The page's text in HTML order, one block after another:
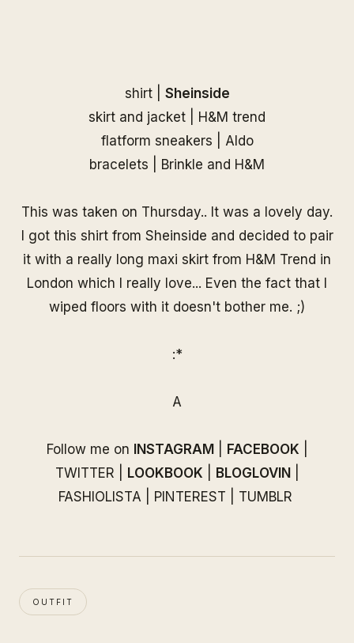
shirt | Sheinside
skirt and jacket | H&M trend
flatform sneakers | Aldo
bracelets | Brinkle and H&M
This was taken on Thursday.. It was a lovely day.
I got this shirt from Sheinside and decided to pair
it with a really long maxi skirt from H&M Trend in
London which I really love... Even the fact that I
wiped floors with it doesn't bother me. ;)
:*
A
Follow me on INSTAGRAM FACEBOOK
TWITTER
LOOKBOOK BLOGLOVIN
FASHIOLISTA
PINTEREST TUMBLR
OUTFIT